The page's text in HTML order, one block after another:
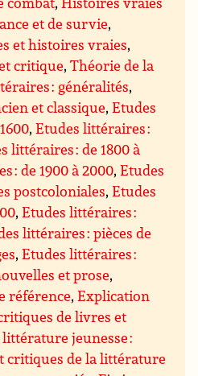
et de survie,
et histoires vraies,
critique,Théorie de la
: généralités,
et classique,Etudes
,Etudes littéraires :
littéraires : de 1800 à
: de 1900 à 2000,Etudes
postcoloniales,Etudes
,Etudes littéraires :
littéraires : pièces de
,Etudes littéraires :
et prose,
référence,Explication
de livres et
jeunesse :
critiques de la littérature